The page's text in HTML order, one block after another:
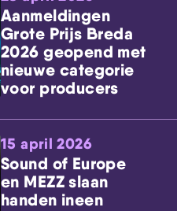
Aanmeldingen
Grote Prijs Breda
2026 geopend met
nieuwe categorie
voor producers
15 april 2026
Sound of Europe
en MEZZ slaan
handen ineen